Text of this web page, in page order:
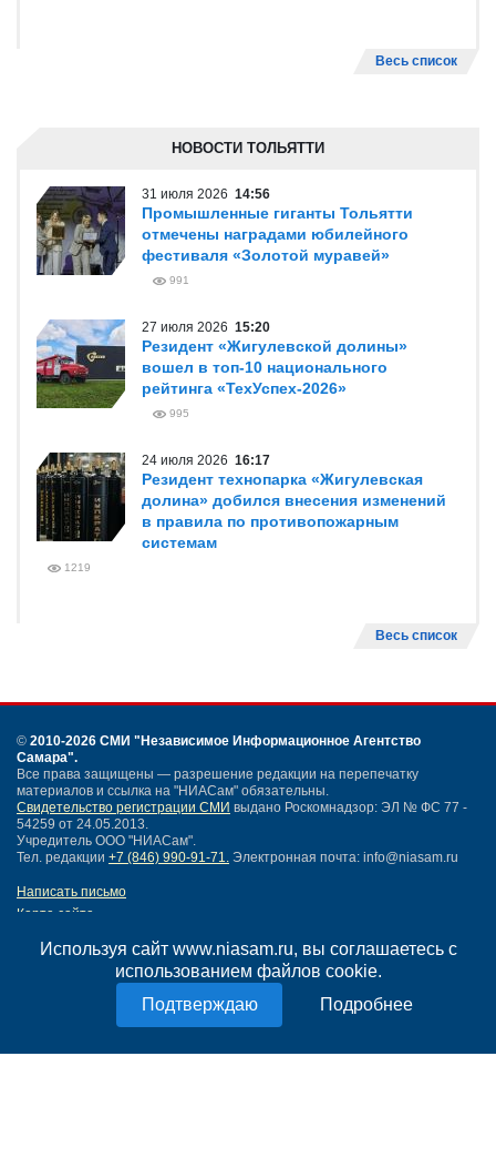
Используя сайт www.niasam.ru, вы соглашаетесь с
использованием файлов cookie.
Подробнее
Весь список
НОВОСТИ ТОЛЬЯТТИ
31 июля 2026 14:56
Промышленные гиганты Тольятти
отмечены наградами юбилейного
фестиваля «Золотой муравей»
991
27 июля 2026 15:20
Резидент «Жигулевской долины»
вошел в топ-10 национального
рейтинга «ТехУспех-2026»
995
24 июля 2026 16:17
Резидент технопарка «Жигулевская
долина» добился внесения изменений
в правила по противопожарным
системам
1219
Весь список
© 2010-2026 СМИ "Независимое Информационное Агентство
Самара".
Все права защищены — разрешение редакции на перепечатку
материалов и ссылка на "НИАСам" обязательны.
Свидетельство регистрации СМИ выдано Роскомнадзор: ЭЛ № ФС 77 -
54259 от 24.05.2013.
Учредитель ООО "НИАСам".
Тел. редакции +7 (846) 990-91-71. Электронная почта: info@niasam.ru
Написать письмо
Карта сайта
Политика конфиденциальности
Согласие на обработку персональных данных